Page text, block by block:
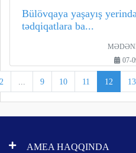
Bülövqaya yaşayış
tədqiqatlara ba...
07-
2 ... 9 10 11 12 13
AMEA HAQQINDA